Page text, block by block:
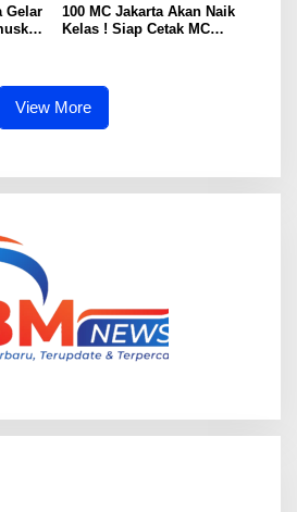
Gelar
100 MC Jakarta Akan Naik
Kelas ! Siap Cetak MC
View More